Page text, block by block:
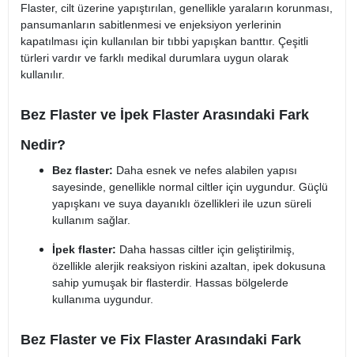
Flaster, cilt üzerine yapıştırılan, genellikle yaraların korunması,
pansumanların sabitlenmesi ve enjeksiyon yerlerinin
kapatılması için kullanılan bir tıbbi yapışkan banttır. Çeşitli
türleri vardır ve farklı medikal durumlara uygun olarak
kullanılır.
Bez Flaster ve İpek Flaster Arasındaki Fark
Nedir?
Bez flaster: Daha esnek ve nefes alabilen yapısı
sayesinde, genellikle normal ciltler için uygundur. Güçlü
yapışkanı ve suya dayanıklı özellikleri ile uzun süreli
kullanım sağlar.
İpek flaster: Daha hassas ciltler için geliştirilmiş,
özellikle alerjik reaksiyon riskini azaltan, ipek dokusuna
sahip yumuşak bir flasterdir. Hassas bölgelerde
kullanıma uygundur.
Bez Flaster ve Fix Flaster Arasındaki Fark